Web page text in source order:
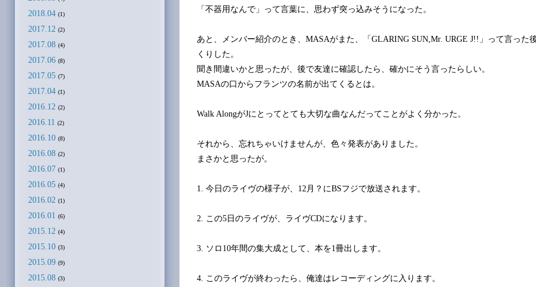
「不器用なんで」って言葉に、思わず突っ込みそうになった。
あと、メンバー紹介のとき、MASAがまた、「GLARING SUN,Mr. URGE J!!」って言っ
くりした。
聞き間違いかと思ったが、後で友達に確認したら、確かにそう言ったらしい。
MASAの口からフランツの名前が出てくるとは。
Walk AlongがJにとってとても大切な曲なんだってことがよく分かった。
それから、忘れちゃいけませんが、色々発表がありました。
まさかと思ったが。
1. 今日のライヴの様子が、12月？にBSフジで放送されます。
2. この5日のライヴが、ライヴCDになります。
3. ソロ10年間の集大成として、本を1冊出します。
4. このライヴが終わったら、俺達はレコーディングに入ります。
2018.04 (1)
2017.12 (2)
2017.08 (4)
2017.06 (8)
2017.05 (7)
2017.04 (1)
2016.12 (2)
2016.11 (2)
2016.10 (8)
2016.08 (2)
2016.07 (1)
2016.05 (4)
2016.02 (1)
2016.01 (6)
2015.12 (4)
2015.10 (3)
2015.09 (9)
2015.08 (3)